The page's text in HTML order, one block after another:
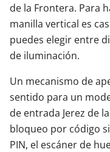
de la Frontera. Para
manilla vertical es
puedes elegir entre
de iluminación.
Un mecanismo de
sentido para un
de entrada Jerez de
bloqueo por código
PIN, el escáner de